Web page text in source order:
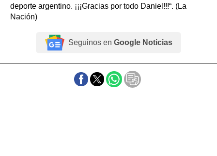
deporte argentino. ¡¡¡Gracias por todo Daniel!!!“. (La
Nación)
Seguinos en Google Noticias